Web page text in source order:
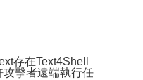
存在Text4Shell
擊者遠端執行任